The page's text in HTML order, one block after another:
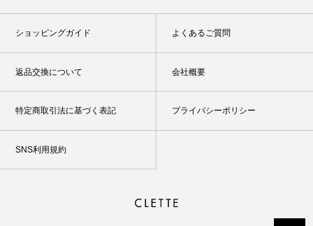
ショッピングガイド よくあるご質問
返品交換について 会社概要
特定商取引法に基づく表記 プライバシーポリシー
SNS利用規約